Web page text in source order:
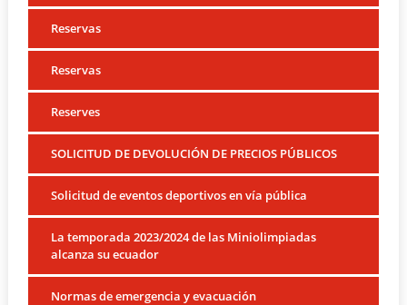
Reservas
Reservas
Reserves
SOLICITUD DE DEVOLUCIÓN DE PRECIOS PÚBLICOS
Solicitud de eventos deportivos en vía pública
La temporada 2023/2024 de las Miniolimpiadas
alcanza su ecuador
Normas de emergencia y evacuación